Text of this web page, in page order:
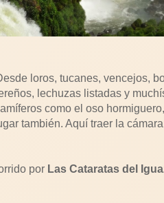
loros, tucanes, vencejos,
lechuzas listadas y
como el oso
también. Aquí traer la
por Las Cataratas del